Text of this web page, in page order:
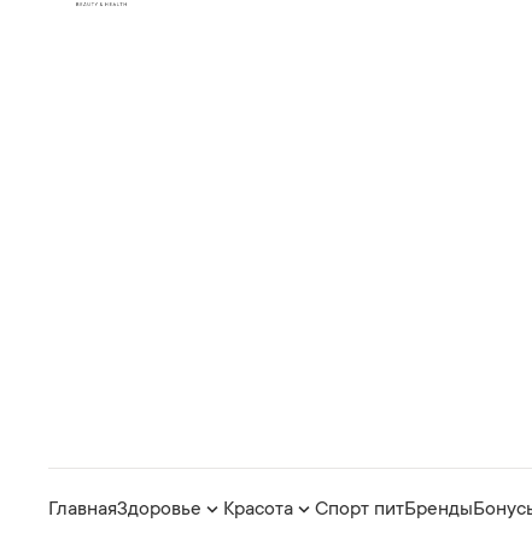
ГлавнаяЗдоровье Красота Спорт питБренды